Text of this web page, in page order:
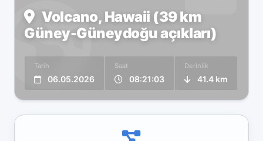
Volcano, Hawaii (39 km
Güney-Güneydoğu açıkları)
Tarih
06.05.2026
Saat
08:21:03
Derinlik
41.4 km